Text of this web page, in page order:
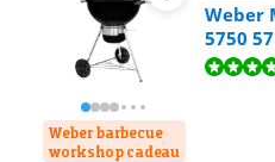
Weber barbecue
workshop cadeau
Weber
5750
Beoordeling is 9,1 van de 10,